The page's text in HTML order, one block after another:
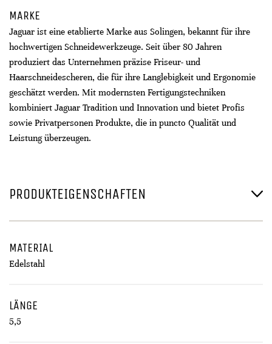
MARKE
Jaguar ist eine etablierte Marke aus Solingen, bekannt für ihre
hochwertigen Schneidewerkzeuge. Seit über 80 Jahren
produziert das Unternehmen präzise Friseur- und
Haarschneidescheren, die für ihre Langlebigkeit und Ergonomie
geschätzt werden. Mit modernsten Fertigungstechniken
kombiniert Jaguar Tradition und Innovation und bietet Profis
sowie Privatpersonen Produkte, die in puncto Qualität und
Leistung überzeugen.
PRODUKTEIGENSCHAFTEN
MATERIAL
Edelstahl
LÄNGE
5,5